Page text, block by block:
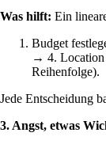
Was hilft: Ein
Budget
→ 4. Location
Reihenfolge).
Jede Entscheidung
3. Angst, etwas